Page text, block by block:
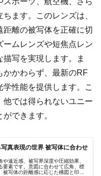
ます。このレンズは、
離の被写体を正確に切
ームレンズや短焦点レン
写を実現します。ま
かかわらず、最新のRF
性能を提供します。こ
では得られないユニー
できます。
真表現の世界 被写体に合わせ
や遠近感、被写界深度や圧縮効果、
要素です。意図に合わせて広角、標
被写体の距離感に応じた構図と印象